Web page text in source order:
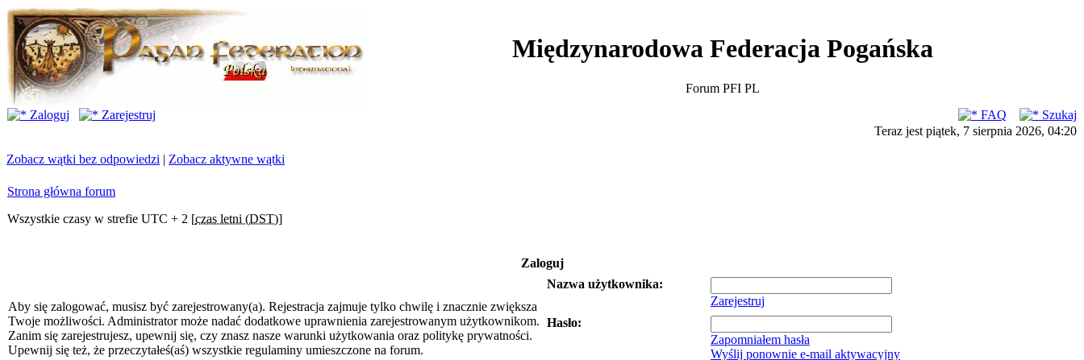
Międzynarodowa Federacja Pogańska
Forum PFI PL
Zaloguj
Zarejestruj FAQ
Szukaj
Teraz jest piątek, 7 sierpnia 2026, 04:20
Zobacz wątki bez odpowiedzi | Zobacz aktywne wątki
Strona główna forum
Wszystkie czasy w strefie UTC + 2 [czas letni (DST)]
Zaloguj
Aby się zalogować, musisz być zarejestrowany(a). Rejestracja zajmuje tylko chwilę i znacznie zwiększa
Twoje możliwości. Administrator może nadać dodatkowe uprawnienia zarejestrowanym użytkownikom.
Zanim się zarejestrujesz, upewnij się, czy znasz nasze warunki użytkowania oraz politykę prywatności.
Upewnij się też, że przeczytałeś(aś) wszystkie regulaminy umieszczone na forum.
Nazwa użytkownika:
Zarejestruj
Hasło:
Zapomniałem hasła
Wyślij ponownie e-mail aktywacyjny